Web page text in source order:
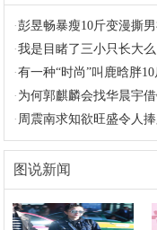
·彭昱畅暴瘦10斤变漫撕
·我是目睹了三小只长大
·有一种“时尚”叫鹿晗胖
· 为何郭麒麟会找华晨宇
· 周震南求知欲旺盛令人
图说新闻